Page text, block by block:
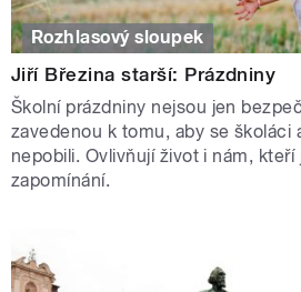
Rozhlasový sloupek
Jiří Březina starší: Prázdniny
Školní prázdniny nejsou jen
zavedenou k tomu, aby se školáci
nepobili. Ovlivňují život i nám,
zapomínání.